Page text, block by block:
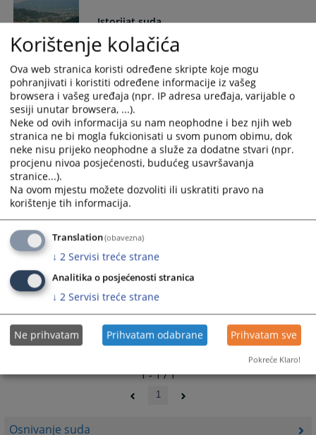
Osnivanje suda
forward
to
interact
with
the
calendar
and
select
a
date.
Press
the
question
mark
key
get
the
keyboard
shortcuts
for
changing
dates.
to
interact
with
the
calendar
and
select
a
date.
Press
question
mark
key
to
get
the
shortcuts
for
changing
dates.
Istorijat suda
Istorijat pravosuđa u Zvorniku.
1 - 1 / 1
1
Korištenje kolačića
Ova web stranica koristi određene skripte koje mogu
pohranjivati i koristiti određene informacije iz vašeg
browsera i vašeg uređaja (npr. IP adresa uređaja, varijable o
sesiji unutar browsera, ...).
Neke od ovih informacija su nam neophodne i bez njih web
stranica ne bi mogla fukcionisati u svom punom obimu, dok
neke nisu prijeko neophodne a služe za dodatne stvari (npr.
procjenu nivoa posjećenosti, budućeg usavršavanja
stranice...).
Na ovom mjestu možete dozvoliti ili uskratiti pravo na
korištenje tih informacija.
Translation(obavezna)
↓ 2 Servisi treće strane
Analitika o posjećenosti stranica
↓ 2 Servisi treće strane
Ne prihvatam Prihvatam odabrane Prihvatam sve
Pokreće Klaro!